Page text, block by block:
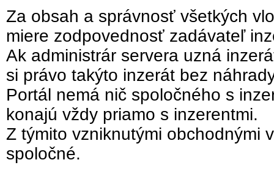
Za obsah a správnosť všetkých
miere zodpovednosť zadávateľ
Ak administrár servera uzná
si právo takýto inzerát bez
Portál nemá nič spoločného s
konajú vždy priamo s inzerentmi.
Z týmito vzniknutými obchodnými
spoločné.